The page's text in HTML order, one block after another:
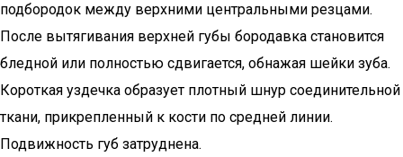
подбородок между верхними центральными резцами.
После вытягивания верхней губы бородавка становится
бледной или полностью сдвигается, обнажая шейки зуба.
Короткая уздечка образует плотный шнур соединительной
ткани, прикрепленный к кости по средней линии.
Подвижность губ затруднена.